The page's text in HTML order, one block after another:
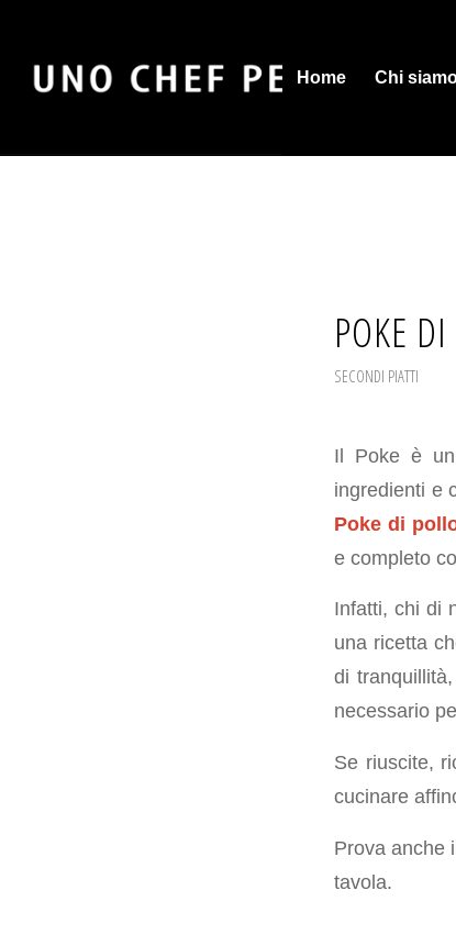
Home Chi
POKE
SECONDI PIATTI
Il Poke è
ingredienti e
Poke di
e completo
Infatti, chi di
una ricetta
di
necessario
Se riuscite,
cucinare
Prova anche
tavola.